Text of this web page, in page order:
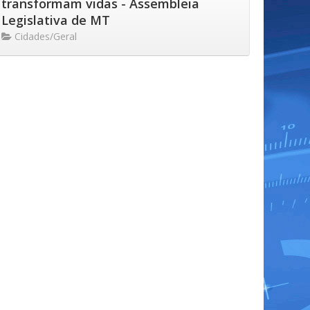
transformam vidas - Assembleia
Legislativa de MT
Cidades/Geral